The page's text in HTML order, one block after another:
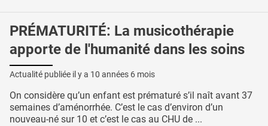
PRÉMATURITÉ: La musicothérapie
apporte de l'humanité dans les soins
Actualité publiée il y a 10 années 6 mois
On considère qu’un enfant est prématuré s’il naît avant 37
semaines d’aménorrhée. C’est le cas d’environ d’un
nouveau-né sur 10 et c’est le cas au CHU de ...